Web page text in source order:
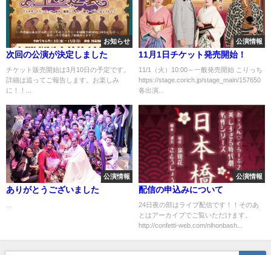
お知らせ
次回の公演が決定しました
チケット販売開始は3月10日の予定です。
詳細は追ってご報告します。お楽しみ
に！！...
公演情報
11月1日チケット発売開始！
11/1（火）10:00～一般発売開始 こりっち
https://stage.corich.jp/stage_main/157650
各出演...
公演情報
ありがとうございました
公演情報
配信の申込みについて
24日夜の部はライブ配信です！！そのあ
とはアーカイブでご覧いただけます。
http://confetti-web.com/nihonbash...